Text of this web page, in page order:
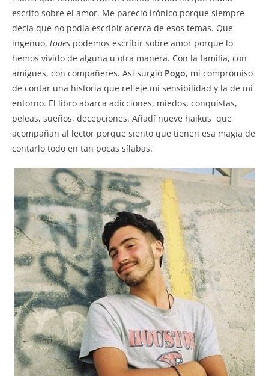
escrito sobre el amor. Me pareció irónico porque siempre
decía que no podía escribir acerca de esos temas. Que
ingenuo, todes podemos escribir sobre amor porque lo
hemos vivido de alguna u otra manera. Con la familia, con
amigues, con compañeres. Así surgió Pogo, mi compromiso
de contar una historia que refleje mi sensibilidad y la de mi
entorno. El libro abarca adicciones, miedos, conquistas,
peleas, sueños, decepciones. Añadí nueve haikus que
acompañan al lector porque siento que tienen esa magia de
contarlo todo en tan pocas sílabas.